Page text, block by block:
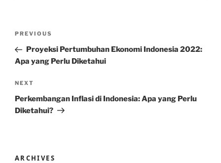
Previous
Post
PREVIOUS
Proyeksi Pertumbuhan Ekonomi Indonesia 2022:
Apa yang Perlu Diketahui
Next
Post
NEXT
Perkembangan Inflasi di Indonesia: Apa yang Perlu
Diketahui?
ARCHIVES